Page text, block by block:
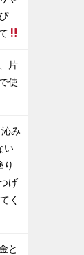
片
使
み
い
り
げ
く
と